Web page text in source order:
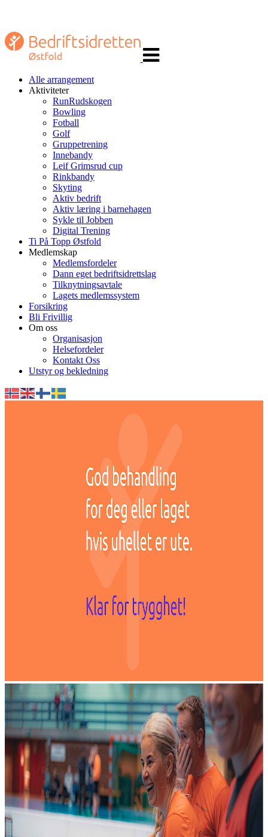
navigasjon
Alle arrangement
Aktiviteter
RunRudskogen
Bowling
Fotball
Golf
Gruppetrening
Innebandy
Leif Grimsrud cup
Rinkbandy
Skyting
Aktiv bedrift
Aktiv læring i barnehagen
Sykle til Jobben
Digital Trening
Ti På Topp Østfold
Medlemskap
Medlemsfordeler
Dann eget bedriftsidrettslag
Tilknytningsavtale
Lagets medlemssystem
Forsikring
Bli Frivillig
Om oss
Organisasjon
Helsefordeler
Kontakt Oss
Utstyr og bekledning